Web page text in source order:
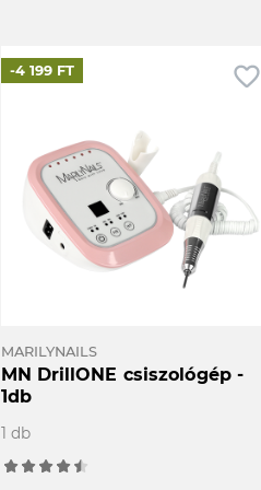
favorite_border
-4 199 FT
MARILYNAILS
MN DrillONE csiszológép -
1db
1 db